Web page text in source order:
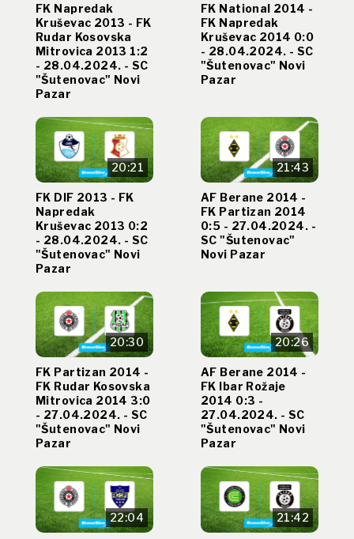
FK Napredak
Kruševac 2013 - FK
Rudar Kosovska
Mitrovica 2013 1:2
- 28.04.2024. - SC
"Šutenovac" Novi
Pazar
FK National 2014 -
FK Napredak
Kruševac 2014 0:0
- 28.04.2024. - SC
"Šutenovac" Novi
Pazar
20:21
FK DIF 2013 - FK
Napredak
Kruševac 2013 0:2
- 28.04.2024. - SC
"Šutenovac" Novi
Pazar
21:43
AF Berane 2014 -
FK Partizan 2014
0:5 - 27.04.2024. -
SC "Šutenovac"
Novi Pazar
20:30
FK Partizan 2014 -
FK Rudar Kosovska
Mitrovica 2014 3:0
- 27.04.2024. - SC
"Šutenovac" Novi
Pazar
20:26
AF Berane 2014 -
FK Ibar Rožaje
2014 0:3 -
27.04.2024. - SC
"Šutenovac" Novi
Pazar
22:04 21:42